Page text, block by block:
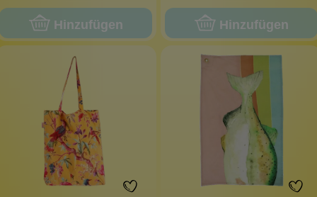
Hinzufügen Hinzufügen